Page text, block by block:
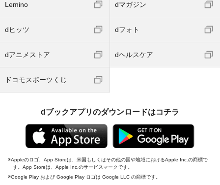
Lemino dマガジン
dヒッツ dフォト
dアニメストア dヘルスケア
ドコモスポーツくじ
dブックアプリのダウンロードはコチラ
Appleのロゴ、App Storeは、米国もしくはその他の国や地域におけるApple Inc.の商標で
す。App Storeは、Apple Inc.のサービスマークです。
Google Play および Google Play ロゴは Google LLC の商標です。